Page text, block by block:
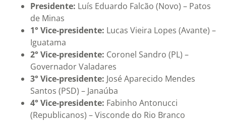
Presidente: Luís Eduardo Falcão (Novo) – Patos
de Minas
1° Vice-presidente: Lucas Vieira Lopes (Avante) –
Iguatama
2° Vice-presidente: Coronel Sandro (PL) –
Governador Valadares
3° Vice-presidente: José Aparecido Mendes
Santos (PSD) – Janaúba
4° Vice-presidente: Fabinho Antonucci
(Republicanos) – Visconde do Rio Branco